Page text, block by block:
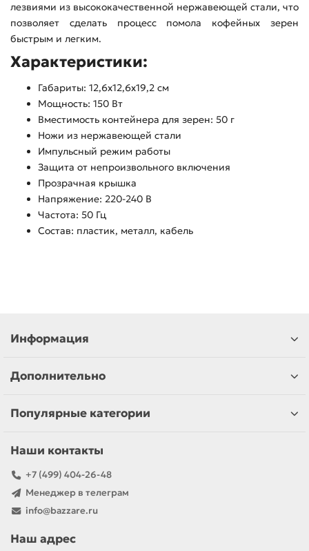
лезвиями из высококачественной нержавеющей стали, что
позволяет сделать процесс помола кофейных зерен
быстрым и легким.
Характеристики:
Габариты: 12,6x12,6x19,2 см
Мощность: 150 Вт
Вместимость контейнера для зерен: 50 г
Ножи из нержавеющей стали
Импульсный режим работы
Защита от непроизвольного включения
Прозрачная крышка
Напряжение: 220-240 В
Частота: 50 Гц
Состав: пластик, металл, кабель
Информация
Дополнительно
Популярные категории
Наши контакты
+7 (499) 404-26-48
Менеджер в телеграм
info@bazzare.ru
Наш адрес